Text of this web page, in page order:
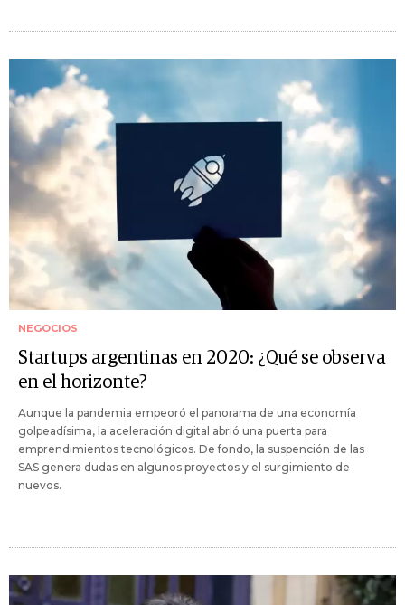
NEGOCIOS
Startups argentinas en 2020: ¿Qué se observa
en el horizonte?
Aunque la pandemia empeoró el panorama de una economía
golpeadísima, la aceleración digital abrió una puerta para
emprendimientos tecnológicos. De fondo, la suspención de las
SAS genera dudas en algunos proyectos y el surgimiento de
nuevos.